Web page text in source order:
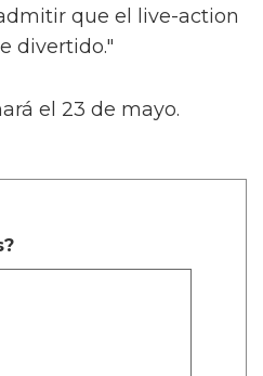
que el live-action
divertido."
el 23 de mayo.